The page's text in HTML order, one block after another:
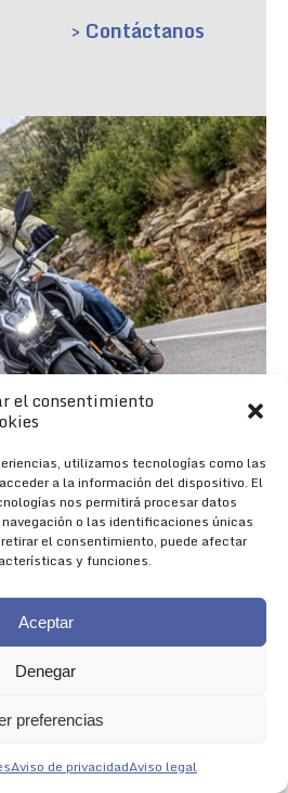
el consentimiento
utilizamos tecnologías como las
a la información del dispositivo. El
nos permitirá procesar datos
o las identificaciones únicas
el consentimiento, puede afectar
y funciones.
Aceptar
Denegar
preferencias
Aviso de privacidadAviso legal
> Contáctanos